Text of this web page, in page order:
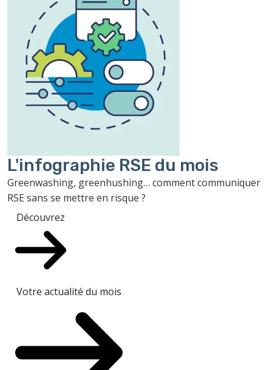
L'infographie RSE du mois
Greenwashing, greenhushing… comment communiquer
RSE sans se mettre en risque ?
Découvrez
Votre actualité du mois